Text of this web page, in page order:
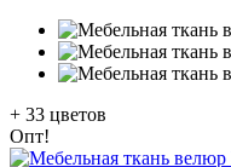
+ 33 цветов
Опт!